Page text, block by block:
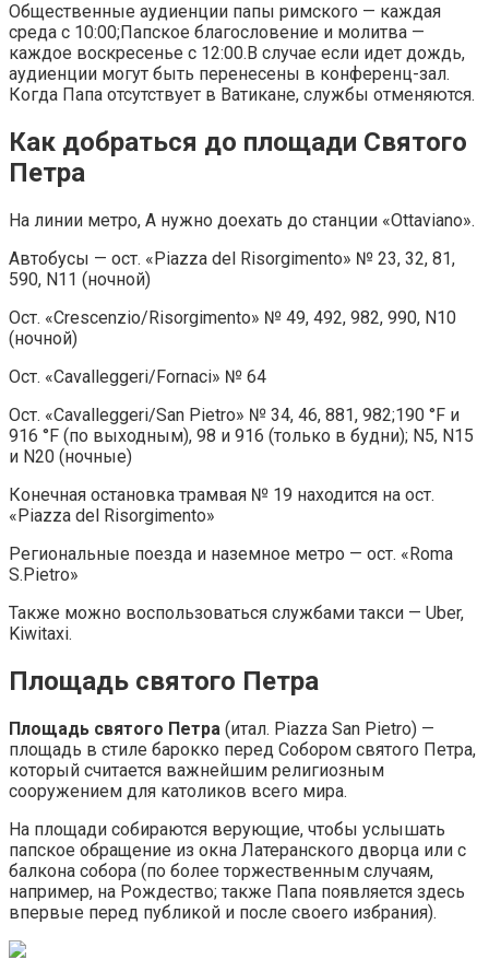
Общественные аудиенции папы римского — каждая
среда с 10:00;Папское благословение и молитва —
каждое воскресенье с 12:00.В случае если идет дождь,
аудиенции могут быть перенесены в конференц-зал.
Когда Папа отсутствует в Ватикане, службы отменяются.
Как добраться до площади Святого
Петра
На линии метро, А нужно доехать до станции «Ottaviano».
Автобусы — ост. «Piazza del Risorgimento» № 23, 32, 81,
590, N11 (ночной)
Ост. «Crescenzio/Risorgimento» № 49, 492, 982, 990, N10
(ночной)
Ост. «Cavalleggeri/Fornaci» № 64
Ост. «Cavalleggeri/San Pietro» № 34, 46, 881, 982;190 °F и
916 °F (по выходным), 98 и 916 (только в будни); N5, N15
и N20 (ночные)
Конечная остановка трамвая № 19 находится на ост.
«Piazza del Risorgimento»
Региональные поезда и наземное метро — ост. «Roma
S.Pietro»
Также можно воспользоваться службами такси — Uber,
Kiwitaxi.
Площадь святого Петра
Площадь святого Петра (итал. Piazza San Pietro) —
площадь в стиле барокко перед Собором святого Петра,
который считается важнейшим религиозным
сооружением для католиков всего мира.
На площади собираются верующие, чтобы услышать
папское обращение из окна Латеранского дворца или с
балкона собора (по более торжественным случаям,
например, на Рождество; также Папа появляется здесь
впервые перед публикой и после своего избрания).